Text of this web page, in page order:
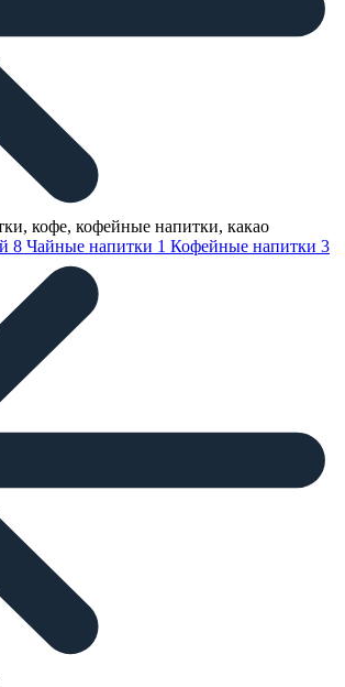
кофе, кофейные напитки, какао
8 Чайные напитки 1 Кофейные напитки 3